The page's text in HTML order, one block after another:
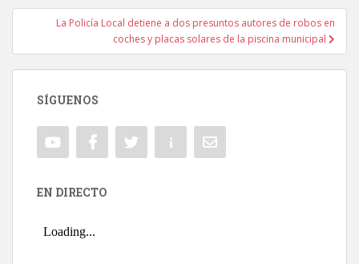
La Policía Local detiene a dos presuntos autores de robos en
coches y placas solares de la piscina municipal
SÍGUENOS
EN DIRECTO